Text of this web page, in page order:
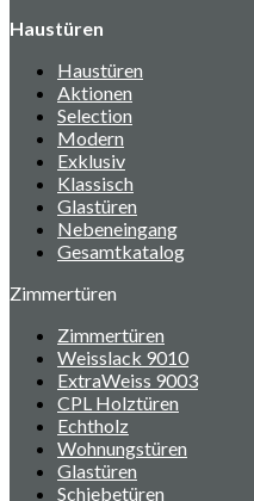
Haustüren
Haustüren
Aktionen
Selection
Modern
Exklusiv
Klassisch
Glastüren
Nebeneingang
Gesamtkatalog
Zimmertüren
Zimmertüren
Weisslack 9010
ExtraWeiss 9003
CPL Holztüren
Echtholz
Wohnungstüren
Glastüren
Schiebetüren